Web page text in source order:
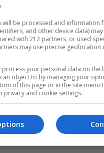
will be processed and information
and other device data)
with 212 partners, or used
may use precise geolocation
process your personal data on the
object to by managing your
of this page or in the site menu
privacy and cookie settings.